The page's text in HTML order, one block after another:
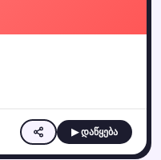
▶ დაწყება